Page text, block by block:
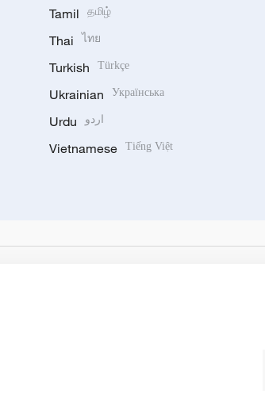
Tamil தமிழ்
Thai ไทย
Turkish Türkçe
Ukrainian Українська
Urdu اردو
Vietnamese Tiếng Việt